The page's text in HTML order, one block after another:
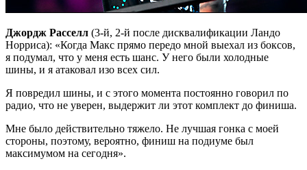
Джордж Расселл (3-й, 2-й после дисквалификации Ландо
Норриса): «Когда Макс прямо передо мной выехал из боксов,
я подумал, что у меня есть шанс. У него были холодные
шины, и я атаковал изо всех сил.
Я повредил шины, и с этого момента постоянно говорил по
радио, что не уверен, выдержит ли этот комплект до финиша.
Мне было действительно тяжело. Не лучшая гонка с моей
стороны, поэтому, вероятно, финиш на подиуме был
максимумом на сегодня».